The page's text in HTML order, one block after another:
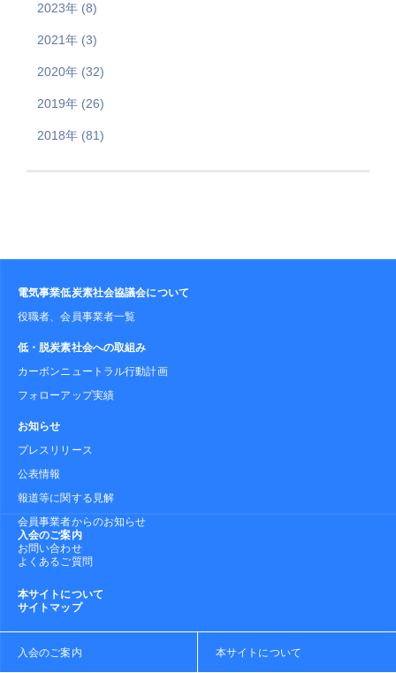
2023年 (8)
2021年 (3)
2020年 (32)
2019年 (26)
2018年 (81)
電気事業低炭素社会協議会について
役職者、会員事業者一覧
低・脱炭素社会への取組み
カーボンニュートラル行動計画
フォローアップ実績
お知らせ
プレスリリース
公表情報
報道等に関する見解
会員事業者からのお知らせ
入会のご案内
お問い合わせ
よくあるご質問
本サイトについて
サイトマップ
入会のご案内 本サイトについて